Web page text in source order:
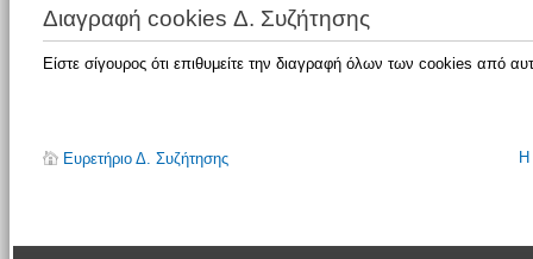
Διαγραφή cookies Δ. Συζήτησης
Είστε σίγουρος ότι επιθυμείτε την διαγραφή όλων των cookies από
Ευρετήριο Δ. Συζήτησης Η